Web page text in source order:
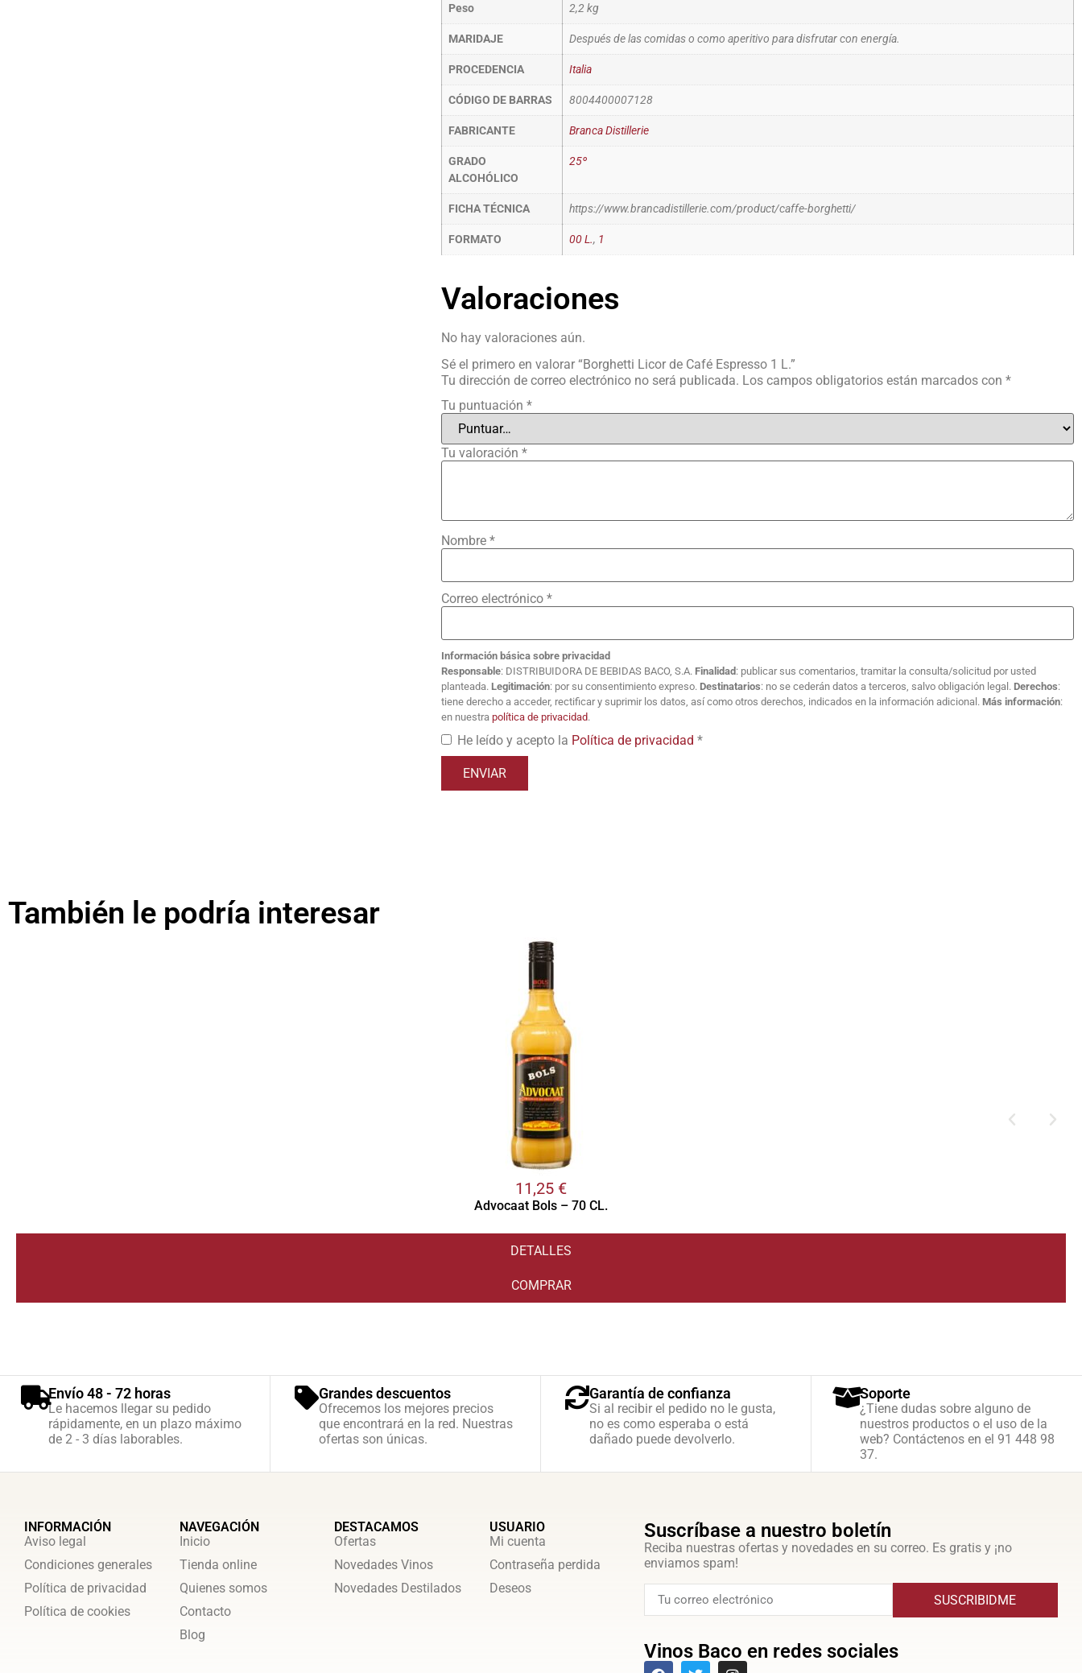
Peso 2,2 kg
MARIDAJE Después de las comidas o como aperitivo para disfrutar con energía.
PROCEDENCIA Italia
CÓDIGO DE BARRAS 8004400007128
FABRICANTE Branca Distillerie
GRADO
ALCOHÓLICO
25º
FICHA TÉCNICA https://www.brancadistillerie.com/product/caffe-borghetti/
FORMATO 00 L., 1
Valoraciones
No hay valoraciones aún.
Sé el primero en valorar “Borghetti Licor de Café Espresso 1 L.”
Tu dirección de correo electrónico no será publicada. Los campos obligatorios están marcados con *
Tu puntuación *
Tu valoración *
Nombre *
Correo electrónico *
Información básica sobre privacidad
Responsable: DISTRIBUIDORA DE BEBIDAS BACO, S.A. Finalidad : publicar sus comentarios, tramitar la consulta/solicitud por usted
planteada. Legitimación: por su consentimiento expreso. Destinatarios: no se cederán datos a terceros, salvo obligación legal. Derechos:
tiene derecho a acceder, rectificar y suprimir los datos, así como otros derechos, indicados en la información adicional. Más información:
en nuestra política de privacidad.
He leído y acepto la Política de privacidad *
También le podría interesar
11,25 €
Advocaat Bols – 70 CL.
DETALLES
COMPRAR
Envío 48 - 72 horas
Le hacemos llegar su pedido
rápidamente, en un plazo máximo
de 2 - 3 días laborables.
Grandes descuentos
Ofrecemos los mejores precios
que encontrará en la red. Nuestras
ofertas son únicas.
Garantía de confianza
Si al recibir el pedido no le gusta,
no es como esperaba o está
dañado puede devolverlo.
Soporte
¿Tiene dudas sobre alguno de
nuestros productos o el uso de la
web? Contáctenos en el 91 448 98
37.
INFORMACIÓN
Aviso legal
Condiciones generales
Política de privacidad
Política de cookies
NAVEGACIÓN
Inicio
Tienda online
Quienes somos
Contacto
Blog
DESTACAMOS
Ofertas
Novedades Vinos
Novedades Destilados
USUARIO
Mi cuenta
Contraseña perdida
Deseos
Suscríbase a nuestro boletín
Reciba nuestras ofertas y novedades en su correo. Es gratis y ¡no
enviamos spam!
SUSCRIBIDME
Vinos Baco en redes sociales